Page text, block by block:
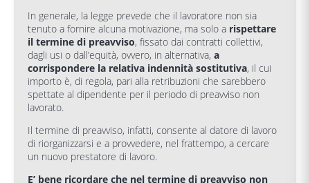
In generale, la legge prevede che il lavoratore non sia
tenuto a fornire alcuna motivazione, ma solo a rispettare
il termine di preavviso, fissato dai contratti collettivi,
dagli usi o dall’equità, ovvero, in alternativa, a
corrispondere la relativa indennità sostitutiva, il cui
importo è, di regola, pari alla retribuzioni che sarebbero
spettate al dipendente per il periodo di preavviso non
lavorato.
Il termine di preavviso, infatti, consente al datore di lavoro
di riorganizzarsi e a provvedere, nel frattempo, a cercare
un nuovo prestatore di lavoro.
E’ bene ricordare che nel termine di preavviso non